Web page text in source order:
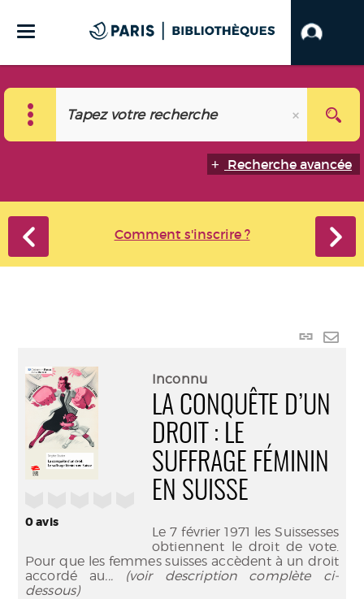
Recherche avancée
Comment s'inscrire ?
Lien
0avis
Inconnu
LA CONQUÊTE D’UN
DROIT : LE
SUFFRAGE FÉMININ
EN SUISSE
Le 7 février 1971 les Suissesses
obtiennent le droit de vote.
Pour que les femmes suisses accèdent à un droit
accordé au... (voir description complète ci-
dessous)